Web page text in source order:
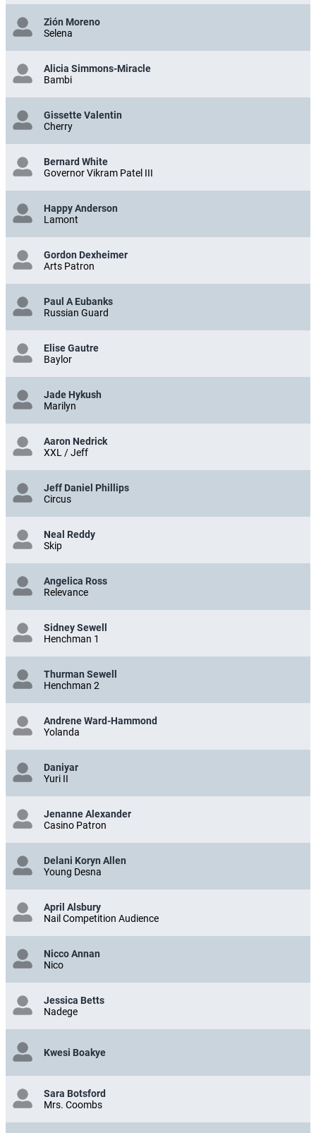
Zión Moreno
Selena
Alicia Simmons-Miracle
Bambi
Gissette Valentin
Cherry
Bernard White
Governor Vikram Patel III
Happy Anderson
Lamont
Gordon Dexheimer
Arts Patron
Paul A Eubanks
Russian Guard
Elise Gautre
Baylor
Jade Hykush
Marilyn
Aaron Nedrick
XXL / Jeff
Jeff Daniel Phillips
Circus
Neal Reddy
Skip
Angelica Ross
Relevance
Sidney Sewell
Henchman 1
Thurman Sewell
Henchman 2
Andrene Ward-Hammond
Yolanda
Daniyar
Yuri II
Jenanne Alexander
Casino Patron
Delani Koryn Allen
Young Desna
April Alsbury
Nail Competition Audience
Nicco Annan
Nico
Jessica Betts
Nadege
Kwesi Boakye
Sara Botsford
Mrs. Coombs